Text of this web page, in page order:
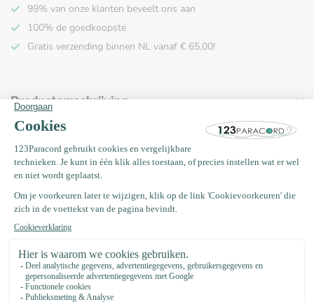
99% van onze klanten beveelt ons aan
100% de goedkoopste
Gratis verzending binnen NL vanaf € 65,00!
Productomschrijving
Recent bekeken